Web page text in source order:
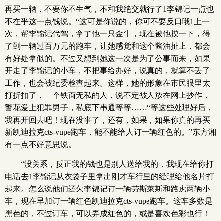
再买一辆，不要你不生气，不和我绝交就行了1李锦记一点也
不在乎这一点钱说。“这可是你说的，你可不要反口哦1上一
次，帮李锦记代驾，拿了他一只金牛，现在被他摸一下，得
了到一辆过百万元的跑车，让她感觉和这个酱油扯上，都会
有好处拿似的。不过又想到她这一次是为了公事而来，如果
开走了李锦记的小车，不把事给办好，说真的，就算不丢了
工作，也会被纪委检查起来。这样，她的形象在市民眼里太
打折扣了，一个铁面无私的人，说不定被人放在网上抄作，
警花爱上犯罪男子，私底下串通等等……“等这些处理好后，
我再开回去吧！现在没事了，还有，如果，如果你真的再买
新凯迪拉克cts-vupe跑车，能不能给人订一辆红色的。”东方湘
有一点不好意思说。
“没关系，反正我的钱也是别人送给我的，我现在给你打
电话去1李锦记从衣袋子里拿出刚才车行里的经理给他名片打
起来。怎么说他们还欠李锦记订一辆劳斯莱斯和路虎两辆小
车，现在早加订一辆红色凯迪拉克cts-vupe跑车。这车多数是
黑色的，不过订车，可以弄成红色的，或是喜欢色彩也行！